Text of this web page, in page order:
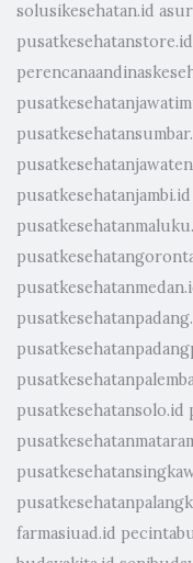
solusikesehatan.id
pusatkesehatanstore.id
pusatkesehatanjambi.id
pusatkesehatansolo.id
farmasiuad.id